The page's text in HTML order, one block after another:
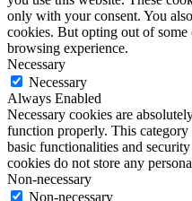
only with your consent. You
cookies. But opting out of
browsing experience.
Necessary
Necessary
Always Enabled
Necessary cookies are
function properly. This
basic functionalities and
cookies do not store any
Non-necessary
Non-necessary